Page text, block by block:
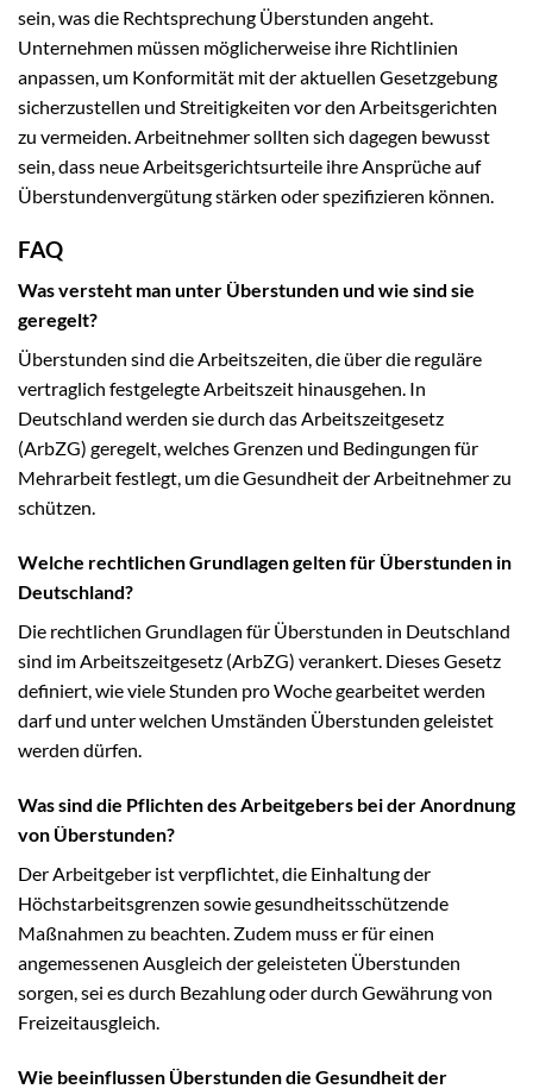
sein, was die Rechtsprechung Überstunden angeht.
Unternehmen müssen möglicherweise ihre Richtlinien
anpassen, um Konformität mit der aktuellen Gesetzgebung
sicherzustellen und Streitigkeiten vor den Arbeitsgerichten
zu vermeiden. Arbeitnehmer sollten sich dagegen bewusst
sein, dass neue Arbeitsgerichtsurteile ihre Ansprüche auf
Überstundenvergütung stärken oder spezifizieren können.
FAQ
Was versteht man unter Überstunden und wie sind sie
geregelt?
Überstunden sind die Arbeitszeiten, die über die reguläre
vertraglich festgelegte Arbeitszeit hinausgehen. In
Deutschland werden sie durch das Arbeitszeitgesetz
(ArbZG) geregelt, welches Grenzen und Bedingungen für
Mehrarbeit festlegt, um die Gesundheit der Arbeitnehmer zu
schützen.
Welche rechtlichen Grundlagen gelten für Überstunden in
Deutschland?
Die rechtlichen Grundlagen für Überstunden in Deutschland
sind im Arbeitszeitgesetz (ArbZG) verankert. Dieses Gesetz
definiert, wie viele Stunden pro Woche gearbeitet werden
darf und unter welchen Umständen Überstunden geleistet
werden dürfen.
Was sind die Pflichten des Arbeitgebers bei der Anordnung
von Überstunden?
Der Arbeitgeber ist verpflichtet, die Einhaltung der
Höchstarbeitsgrenzen sowie gesundheitsschützende
Maßnahmen zu beachten. Zudem muss er für einen
angemessenen Ausgleich der geleisteten Überstunden
sorgen, sei es durch Bezahlung oder durch Gewährung von
Freizeitausgleich.
Wie beeinflussen Überstunden die Gesundheit der